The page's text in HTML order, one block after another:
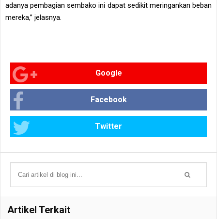
adanya pembagian sembako ini dapat sedikit meringankan beban
mereka,” jelasnya.
Google
Facebook
Twitter
Artikel Terkait